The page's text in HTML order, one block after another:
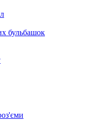
бульбашок